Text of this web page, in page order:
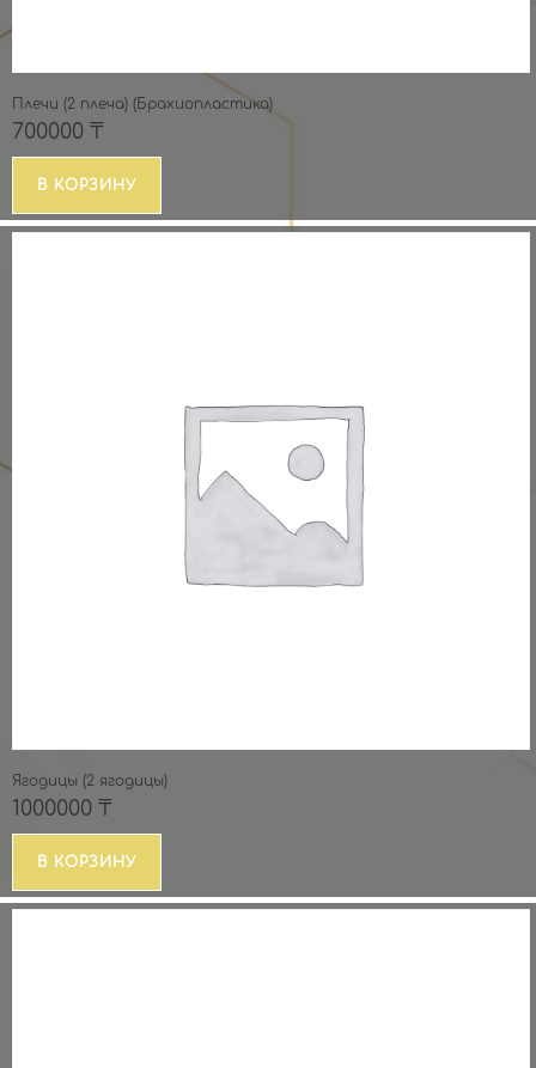
Плечи (2 плеча) (Брахиопластика)
700000 ₸
В КОРЗИНУ
Ягодицы (2 ягодицы)
1000000 ₸
В КОРЗИНУ